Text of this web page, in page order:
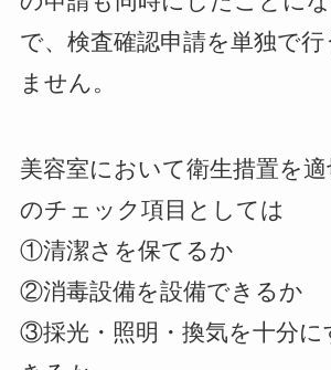
で、検査確認申請を単独で行
ません。
美容室において衛生措置を
のチェック項目としては
①清潔さを保てるか
②消毒設備を設備できるか
③採光・照明・換気を十分